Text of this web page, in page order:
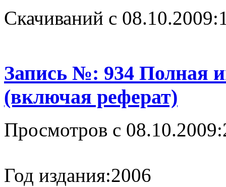
Cкачиваний с 08.10.2009:
Запись №: 934 Полная
(включая реферат)
Просмотров с 08.10.2009:
Год издания:2006